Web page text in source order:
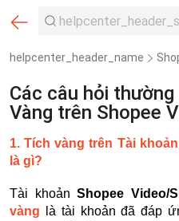
helpcenter_header_name
Các câu hỏi
Vàng trên Shopee
1. Tích vàng trên Tài khoản
là gì?
Tài khoảnShopee Video/
vàng là tài khoản đã đáp